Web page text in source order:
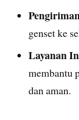
genset ke
Layanan
membantu
dan aman.